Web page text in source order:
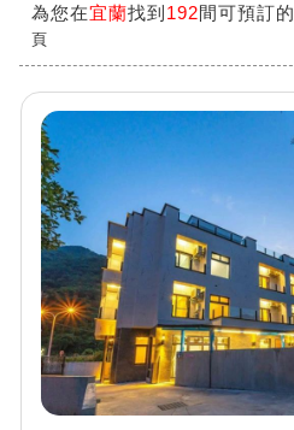
為您在宜蘭找到 192間可預訂的
頁